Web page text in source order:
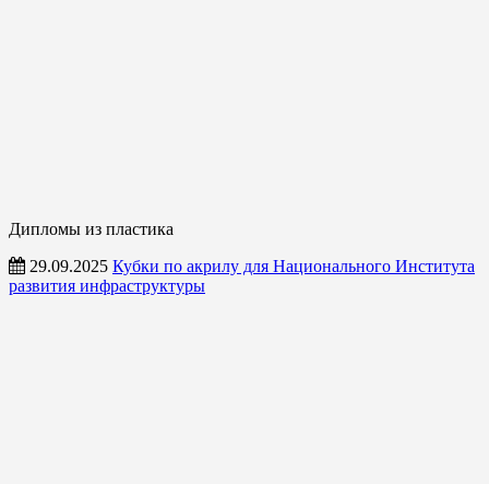
Дипломы из пластика
29.09.2025 Кубки по акрилу для Национального Института
развития инфраструктуры